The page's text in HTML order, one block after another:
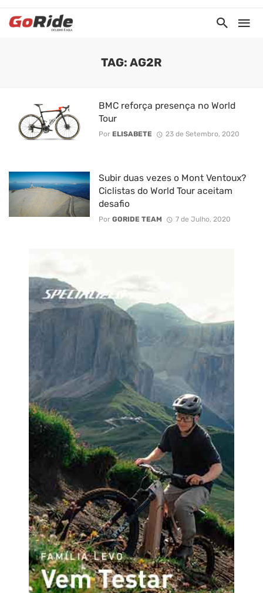
TAG: AG2R
BMC reforça presença no World
Tour
Por ELISABETE 23 de Setembro, 2020
Subir duas vezes o Mont Ventoux?
Ciclistas do World Tour aceitam
desafio
Por GORIDE TEAM 7 de Julho, 2020